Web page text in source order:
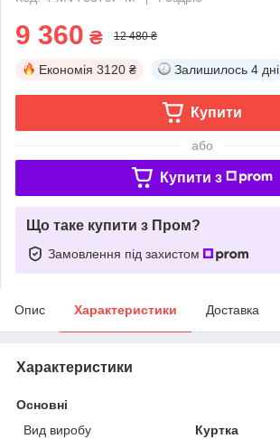
9 360 ₴ 12 480 ₴
Економія 3120 ₴ Залишилось 4 дні
Купити
або
Купити з
Що таке купити з Пром?
Замовлення під захистом
Опис Характеристики Доставка
Характеристики
Основні
Вид виробу
Куртка